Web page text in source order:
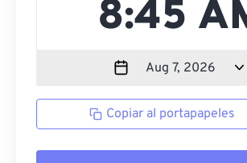
Copiar al portapapeles